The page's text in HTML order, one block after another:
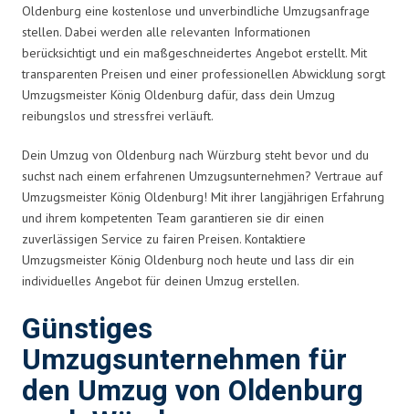
Oldenburg eine kostenlose und unverbindliche Umzugsanfrage
stellen. Dabei werden alle relevanten Informationen
berücksichtigt und ein maßgeschneidertes Angebot erstellt. Mit
transparenten Preisen und einer professionellen Abwicklung sorgt
Umzugsmeister König Oldenburg dafür, dass dein Umzug
reibungslos und stressfrei verläuft.
Dein Umzug von Oldenburg nach Würzburg steht bevor und du
suchst nach einem erfahrenen Umzugsunternehmen? Vertraue auf
Umzugsmeister König Oldenburg! Mit ihrer langjährigen Erfahrung
und ihrem kompetenten Team garantieren sie dir einen
zuverlässigen Service zu fairen Preisen. Kontaktiere
Umzugsmeister König Oldenburg noch heute und lass dir ein
individuelles Angebot für deinen Umzug erstellen.
Günstiges
Umzugsunternehmen für
den Umzug von Oldenburg